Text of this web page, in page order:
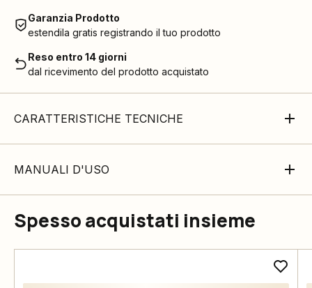
Garanzia Prodotto
estendila gratis registrando il tuo prodotto
Reso entro 14 giorni
dal ricevimento del prodotto acquistato
CARATTERISTICHE TECNICHE
MANUALI D'USO
Spesso acquistati insieme